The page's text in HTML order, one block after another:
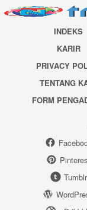
INDEKS
KARIR
PRIVACY
TENTANG
FORM
Tumblr